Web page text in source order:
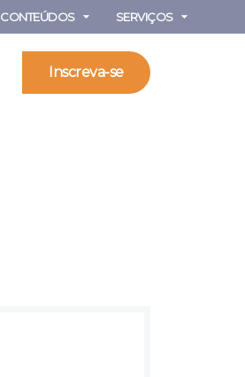
CONTEÚDOS SERVIÇOS
Inscreva-se